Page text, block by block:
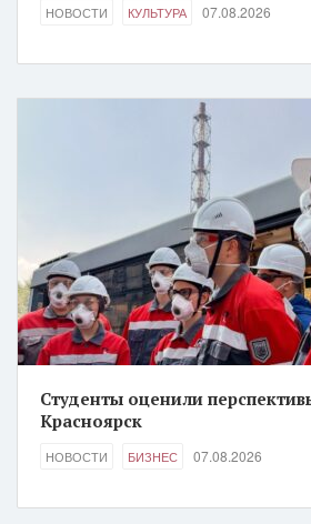
НОВОСТИ КУЛЬТУРА 07.08.2026
Студенты оценили
Красноярск
НОВОСТИ БИЗНЕС 07.08.2026